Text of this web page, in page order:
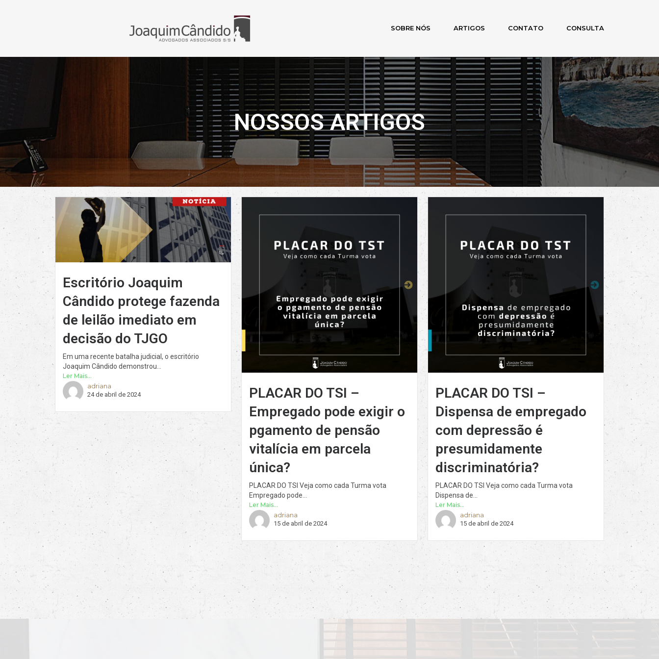
SOBRE NÓS ARTIGOS CONTATO CONSULTA
NOSSOS ARTIGOS
Escritório Joaquim
Cândido protege fazenda
de leilão imediato em
decisão do TJGO
Em uma recente batalha judicial, o escritório
Joaquim Cândido demonstrou...
Ler Mais...
adriana
24 de abril de 2024
PLACAR DO TSI –
Empregado pode exigir o
pgamento de pensão
vitalícia em parcela
única?
PLACAR DO TSI Veja como cada Turma vota
Empregado pode...
Ler Mais...
adriana
15 de abril de 2024
PLACAR DO TSI –
Dispensa de empregado
com depressão é
presumidamente
discriminatória?
PLACAR DO TSI Veja como cada Turma vota
Dispensa de...
Ler Mais...
adriana
15 de abril de 2024